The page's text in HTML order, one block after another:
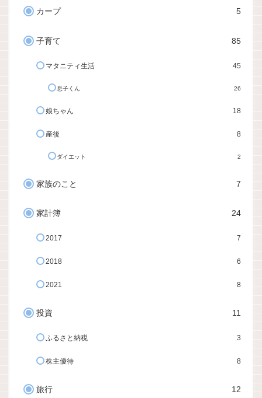
カープ 5
子育て 85
マタニティ生活 45
息子くん 26
娘ちゃん 18
産後 8
ダイエット 2
家族のこと 7
家計簿 24
2017 7
2018 6
2021 8
投資 11
ふるさと納税 3
株主優待 8
旅行 12